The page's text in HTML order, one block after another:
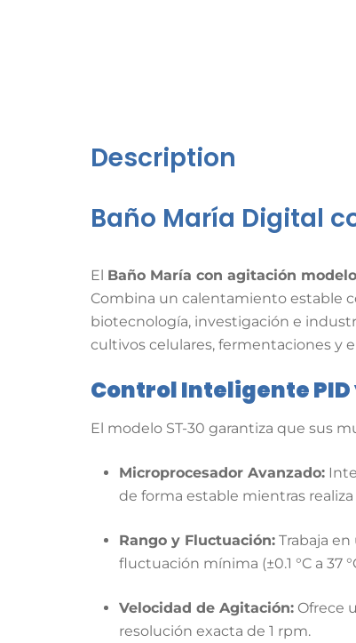
Description
Baño María Digital
El Baño María con agitación
Combina un calentamiento estable
biotecnología, investigación e
cultivos celulares, fermentaciones y
Control Inteligente
El modelo ST-30 garantiza que sus
Microprocesador Avanzado:
de forma estable mientras
Rango y Fluctuación: Trabaja
fluctuación mínima (±0.1 °C a 37
Velocidad de Agitación: Ofrece
resolución exacta de 1 rpm.